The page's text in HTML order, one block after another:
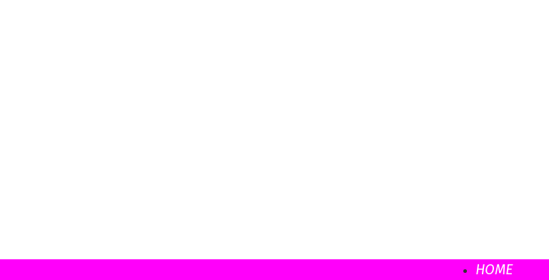
Musicload
HOME